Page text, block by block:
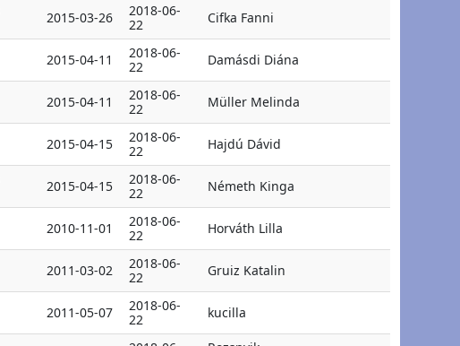
2015-03-26
2018-06-
22
Cifka Fanni
2015-04-11
2018-06-
22
Damásdi Diána
2015-04-11
2018-06-
22
Müller Melinda
2015-04-15
2018-06-
22
Hajdú Dávid
2015-04-15
2018-06-
22
Németh Kinga
2010-11-01
2018-06-
22
Horváth Lilla
2011-03-02
2018-06-
22
Gruiz Katalin
2011-05-07
2018-06-
22
kucilla